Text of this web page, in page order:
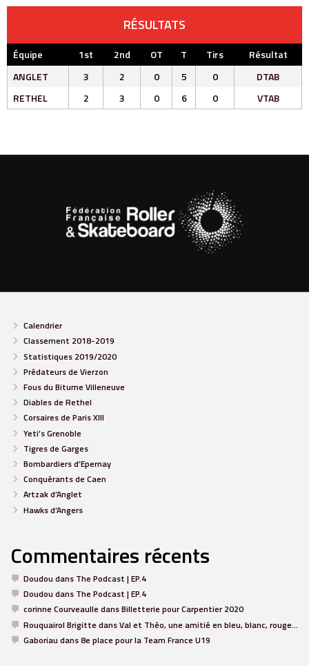
RÉSULTATS
Équipe 1st 2nd OT T Tirs
Résultat
ANGLET
3 2 0 5 0
DTAB
RETHEL
2 3 0 6 0 VTAB
Calendrier
Classement 2018-2019
Statistiques 2019/2020
Prédateurs de Vierzon
Fous du Bitume Villeneuve
Diables de Rethel
Corsaires de Paris XIII
Yeti’s Grenoble
Tigres de Garges
Bombardiers d’Epernay
Conquérants de Caen
Artzak d’Anglet
Hawks d’Angers
Commentaires récents
Doudou dans The Podcast | EP.4
Doudou dans The Podcast | EP.4
corinne CourveaulledansBilletterie pour Carpentier 2020
Rouquairol BrigittedansVal et Théo, une amitié en bleu, blanc, rouge…
Gaboriau dans8e place pour la Team France U19